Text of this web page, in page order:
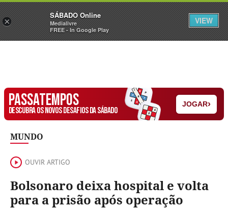
Sábado Assine Iniciar Sessão
PASSATEMPOS
DESCUBRA OS NOVOS DESAFIOS DA SÁBADO
JOGAR›
MUNDO
OUVIR ARTIGO
Bolsonaro deixa hospital e volta
para a prisão após operação
×
SÁBADO Online
Medialivre
FREE - In Google Play
VIEW